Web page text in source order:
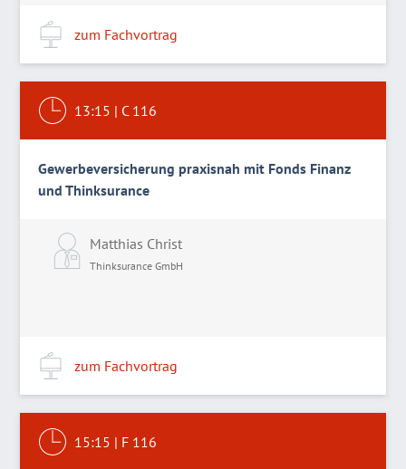
zum Fachvortrag
13:15 | C 116
Gewerbeversicherung praxisnah mit Fonds Finanz
und Thinksurance
Matthias Christ
Thinksurance GmbH
zum Fachvortrag
15:15 | F 116